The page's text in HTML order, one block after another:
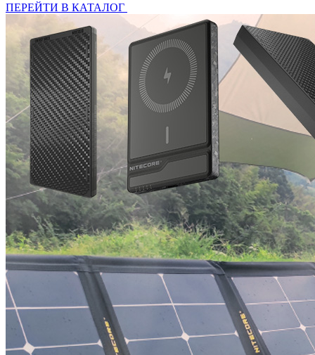
ПЕРЕЙТИ В КАТАЛОГ